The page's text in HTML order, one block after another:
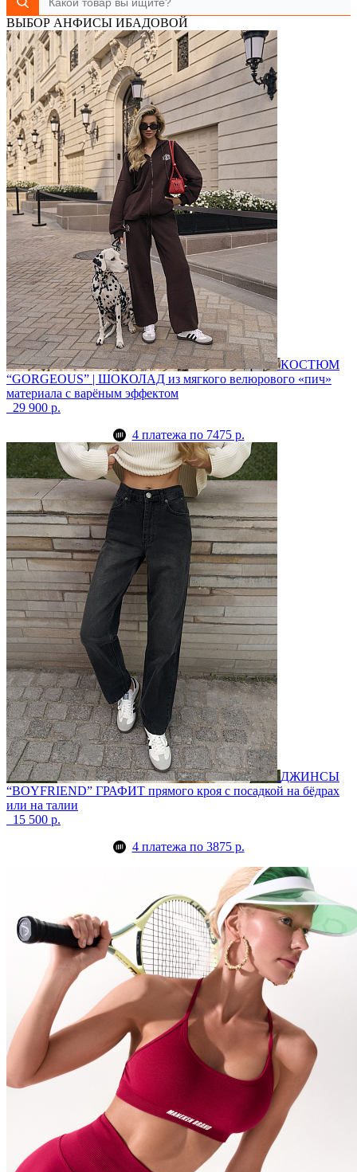
ВЫБОР АНФИСЫ ИБАДОВОЙ
КОСТЮМ
“GORGEOUS” | ШОКОЛАД из мягкого велюрового «пич»
материала с варёным эффектом
29 900 р.
4 платежа по 7475 р.
ДЖИНСЫ
“BOYFRIEND” ГРАФИТ прямого кроя с посадкой на бёдрах
или на талии
15 500 р.
4 платежа по 3875 р.